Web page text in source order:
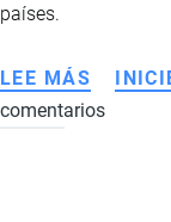
países.
LEE MÁS SOBRE
ALZA
comentarios